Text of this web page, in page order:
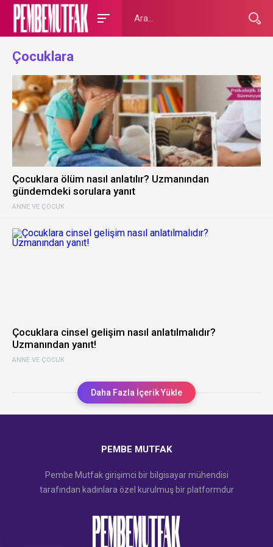
Çocuklara
ANNE VE ÇOCUK
Çocuklara ölüm nasıl anlatılır? Uzmanından
gündemdeki sorulara yanıt
ANNE VE ÇOCUK
Çocuklara cinsel gelişim nasıl anlatılmalıdır?
Uzmanından yanıt!
Daha Fazla İçerik Yükle
PEMBE MUTFAK
Pembe Mutfak girişimci bir bilgisayar mühendisi
tarafından kadınlara özel kurulmuş bir platformdur